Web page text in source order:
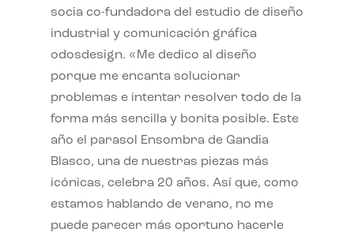
socia co-fundadora del estudio de diseño
industrial y comunicación gráfica
odosdesign. «Me dedico al diseño
porque me encanta solucionar
problemas e intentar resolver todo de la
forma más sencilla y bonita posible. Este
año el parasol Ensombra de Gandia
Blasco, una de nuestras piezas más
icónicas, celebra 20 años. Así que, como
estamos hablando de verano, no me
puede parecer más oportuno hacerle